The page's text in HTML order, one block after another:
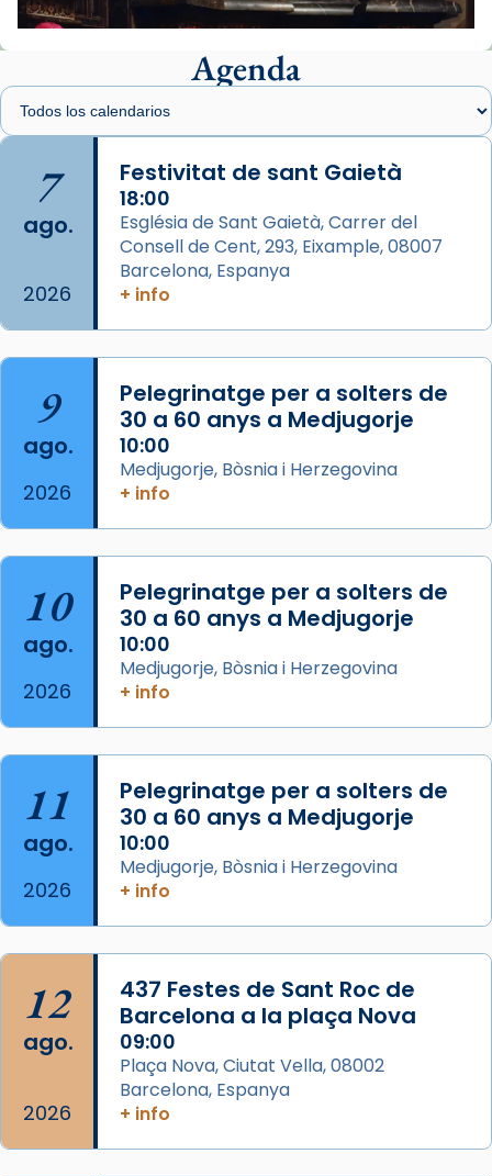
View on Facebook Share
Arquebisbat de Barcelona
1 week ago
Memòria de les santes Juliana i
Semproniana, verges i màrtirs.
Acompanyant la història de sant Cugat, a
partir de l’Edat Mitjana sorgeix la tradició
que les santes Juliana (“relatiu a Júlia”) i
Semproniana (“relatiu a Semprònia =
eterna”) són deixebles seves. I l’any 1667, el
frare Joan Gaspar Roig, afirma en una obra
que les santes són filles de l’antiga Iluro.
Mataró en reivindicarà les relíq
...Ver más
Foto
View on Facebook
Jaume, fill de Zebedeu, és juntament amb el
seu germà Joan i Pere un dels que
acompanyava més de prop Jesús.
Segons el llibre dels Fets (12,2) fou el primer
apòstol màrtir, decapitat a Jerusalem per
Herodes Agripa (vers l'any 44).
Patró de Galícia, després de les invasions
musulmanes fou venerat com a patró dels
Regnes castellans i més tard de tota
Espanya.
View on Facebook · Share
Agenda
7
ago.
2026
Festivitat de sant Gaietà
18:00
Església de Sant Gaietà, Carrer del
Consell de Cent, 293, Eixample, 08007
Barcelona, Espanya
+ info
9
ago.
2026
Pelegrinatge per a solters de
30 a 60 anys a Medjugorje
10:00
Medjugorje, Bòsnia i Herzegovina
+ info
10
ago.
2026
Pelegrinatge per a solters de
30 a 60 anys a Medjugorje
10:00
Medjugorje, Bòsnia i Herzegovina
+ info
11
ago.
2026
Pelegrinatge per a solters de
30 a 60 anys a Medjugorje
10:00
Medjugorje, Bòsnia i Herzegovina
+ info
12
ago.
2026
437 Festes de Sant Roc de
Barcelona a la plaça Nova
09:00
Plaça Nova, Ciutat Vella, 08002
Barcelona, Espanya
+ info